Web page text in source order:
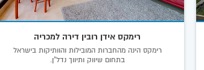
רימקס אידן רובין דירה למכריה
רימקס הינה מהחברות המובילות והוותיקות בישראל
בתחום שיווק ותיווך נדל"ן.